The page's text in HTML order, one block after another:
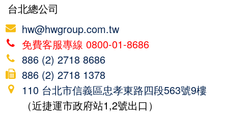
台北總公司
hw@hwgroup.com.tw
免費客服專線 0800-01-8686
886 (2) 2718 8686
886 (2) 2718 1378
110 台北市信義區忠孝東路四段563號9樓
（近捷運市政府站1,2號出口）